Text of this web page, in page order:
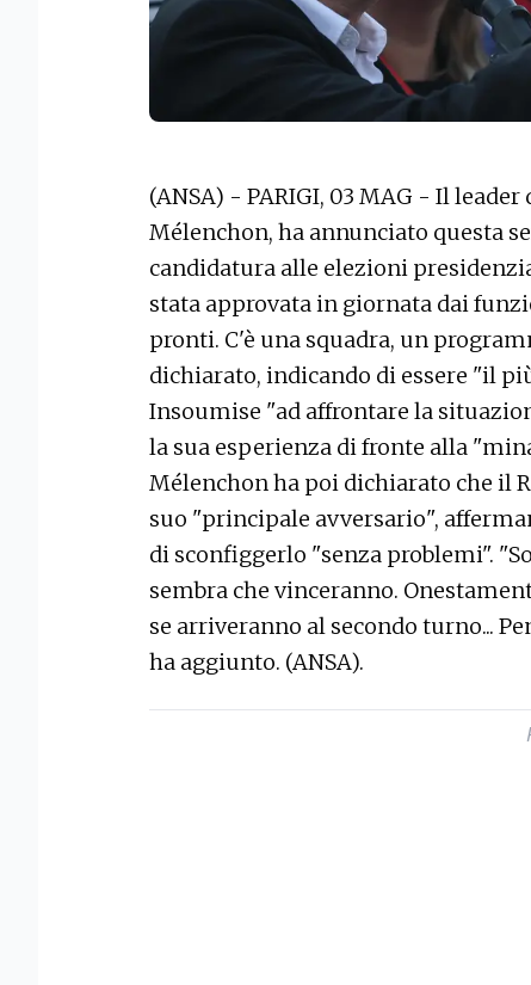
(ANSA) - PARIGI, 03 MAG - Il
Mélenchon, ha annunciato questa
candidatura alle elezioni
stata approvata in giornata dai
pronti. C'è una squadra, un
dichiarato, indicando di essere "il
Insoumise "ad affrontare la
la sua esperienza di fronte alla
Mélenchon ha poi dichiarato che il
suo "principale avversario",
di sconfiggerlo "senza problemi".
sembra che vinceranno.
se arriveranno al secondo turno...
ha aggiunto. (ANSA).